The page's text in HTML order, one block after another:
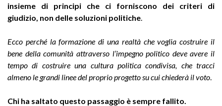
insieme di principi che ci forniscono dei criteri di
giudizio, non delle soluzioni politiche
Ecco perché la formazione di una realtà che voglia costruire il
bene della comunità attraverso l’impegno politico deve avere il
tempo di costruire una cultura politica condivisa, che tracci
almeno le grandi linee del proprio progetto su cui chiederà il voto
Chi ha saltato questo passaggio è sempre fallito.